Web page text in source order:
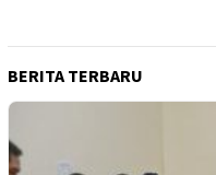
BERITA TERBARU